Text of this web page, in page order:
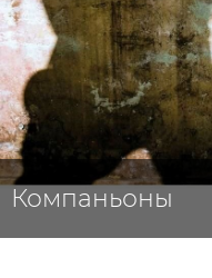
Компаньоны